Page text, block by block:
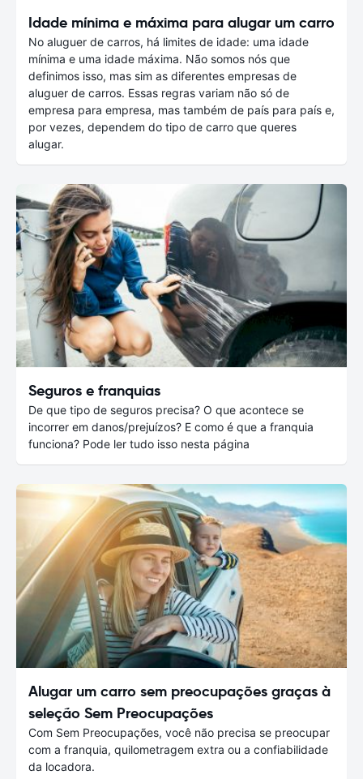
Idade mínima e máxima para alugar um carro
No aluguer de carros, há limites de idade: uma idade
mínima e uma idade máxima. Não somos nós que
definimos isso, mas sim as diferentes empresas de
aluguer de carros. Essas regras variam não só de
empresa para empresa, mas também de país para país e,
por vezes, dependem do tipo de carro que queres
alugar.
Seguros e franquias
De que tipo de seguros precisa? O que acontece se
incorrer em danos/prejuízos? E como é que a franquia
funciona? Pode ler tudo isso nesta página
Alugar um carro sem preocupações graças à
seleção Sem Preocupações
Com Sem Preocupações, você não precisa se preocupar
com a franquia, quilometragem extra ou a confiabilidade
da locadora.